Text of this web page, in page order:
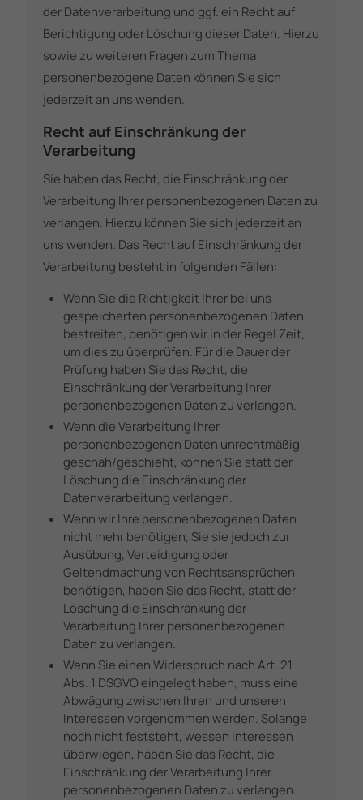
der Datenverarbeitung und ggf. ein Recht auf
Berichtigung oder Löschung dieser Daten. Hierzu
sowie zu weiteren Fragen zum Thema
personenbezogene Daten können Sie sich
jederzeit an uns wenden.
Recht auf Einschränkung der
Verarbeitung
Sie haben das Recht, die Einschränkung der
Verarbeitung Ihrer personenbezogenen Daten zu
verlangen. Hierzu können Sie sich jederzeit an
uns wenden. Das Recht auf Einschränkung der
Verarbeitung besteht in folgenden Fällen:
Wenn Sie die Richtigkeit Ihrer bei uns
gespeicherten personenbezogenen Daten
bestreiten, benötigen wir in der Regel Zeit,
um dies zu überprüfen. Für die Dauer der
Prüfung haben Sie das Recht, die
Einschränkung der Verarbeitung Ihrer
personenbezogenen Daten zu verlangen.
Wenn die Verarbeitung Ihrer
personenbezogenen Daten unrechtmäßig
geschah/geschieht, können Sie statt der
Löschung die Einschränkung der
Datenverarbeitung verlangen.
Wenn wir Ihre personenbezogenen Daten
nicht mehr benötigen, Sie sie jedoch zur
Ausübung, Verteidigung oder
Geltendmachung von Rechtsansprüchen
benötigen, haben Sie das Recht, statt der
Löschung die Einschränkung der
Verarbeitung Ihrer personenbezogenen
Daten zu verlangen.
Wenn Sie einen Widerspruch nach Art. 21
Abs. 1 DSGVO eingelegt haben, muss eine
Abwägung zwischen Ihren und unseren
Interessen vorgenommen werden. Solange
noch nicht feststeht, wessen Interessen
überwiegen, haben Sie das Recht, die
Einschränkung der Verarbeitung Ihrer
personenbezogenen Daten zu verlangen.